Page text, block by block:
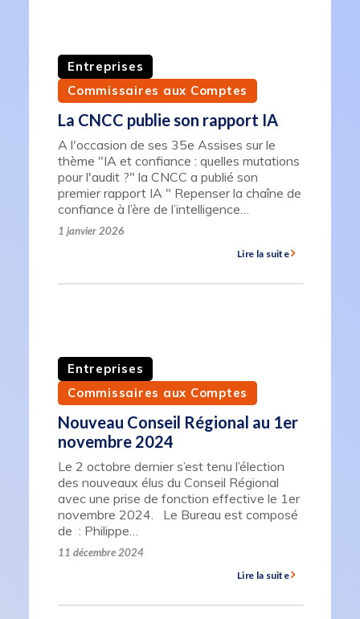
Entreprises
Commissaires aux Comptes
La CNCC publie son rapport IA
A l'occasion de ses 35e Assises sur le
thème "IA et confiance : quelles mutations
pour l'audit ?" la CNCC a publié son
premier rapport IA " Repenser la chaîne de
confiance à l’ère de l’intelligence…
1 janvier 2026
Lire la suite
Entreprises
Commissaires aux Comptes
Nouveau Conseil Régional au 1er
novembre 2024
Le 2 octobre dernier s’est tenu l’élection
des nouveaux élus du Conseil Régional
avec une prise de fonction effective le 1er
novembre 2024. Le Bureau est composé
de : Philippe…
11 décembre 2024
Lire la suite